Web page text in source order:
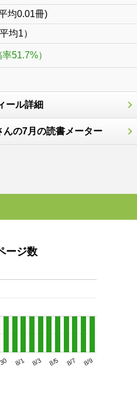
均0.01冊)
均1）
51.7%）
ール詳細
の7月の読書メーター
ージ数
8/1 8/3 8/5 8/7 8/9